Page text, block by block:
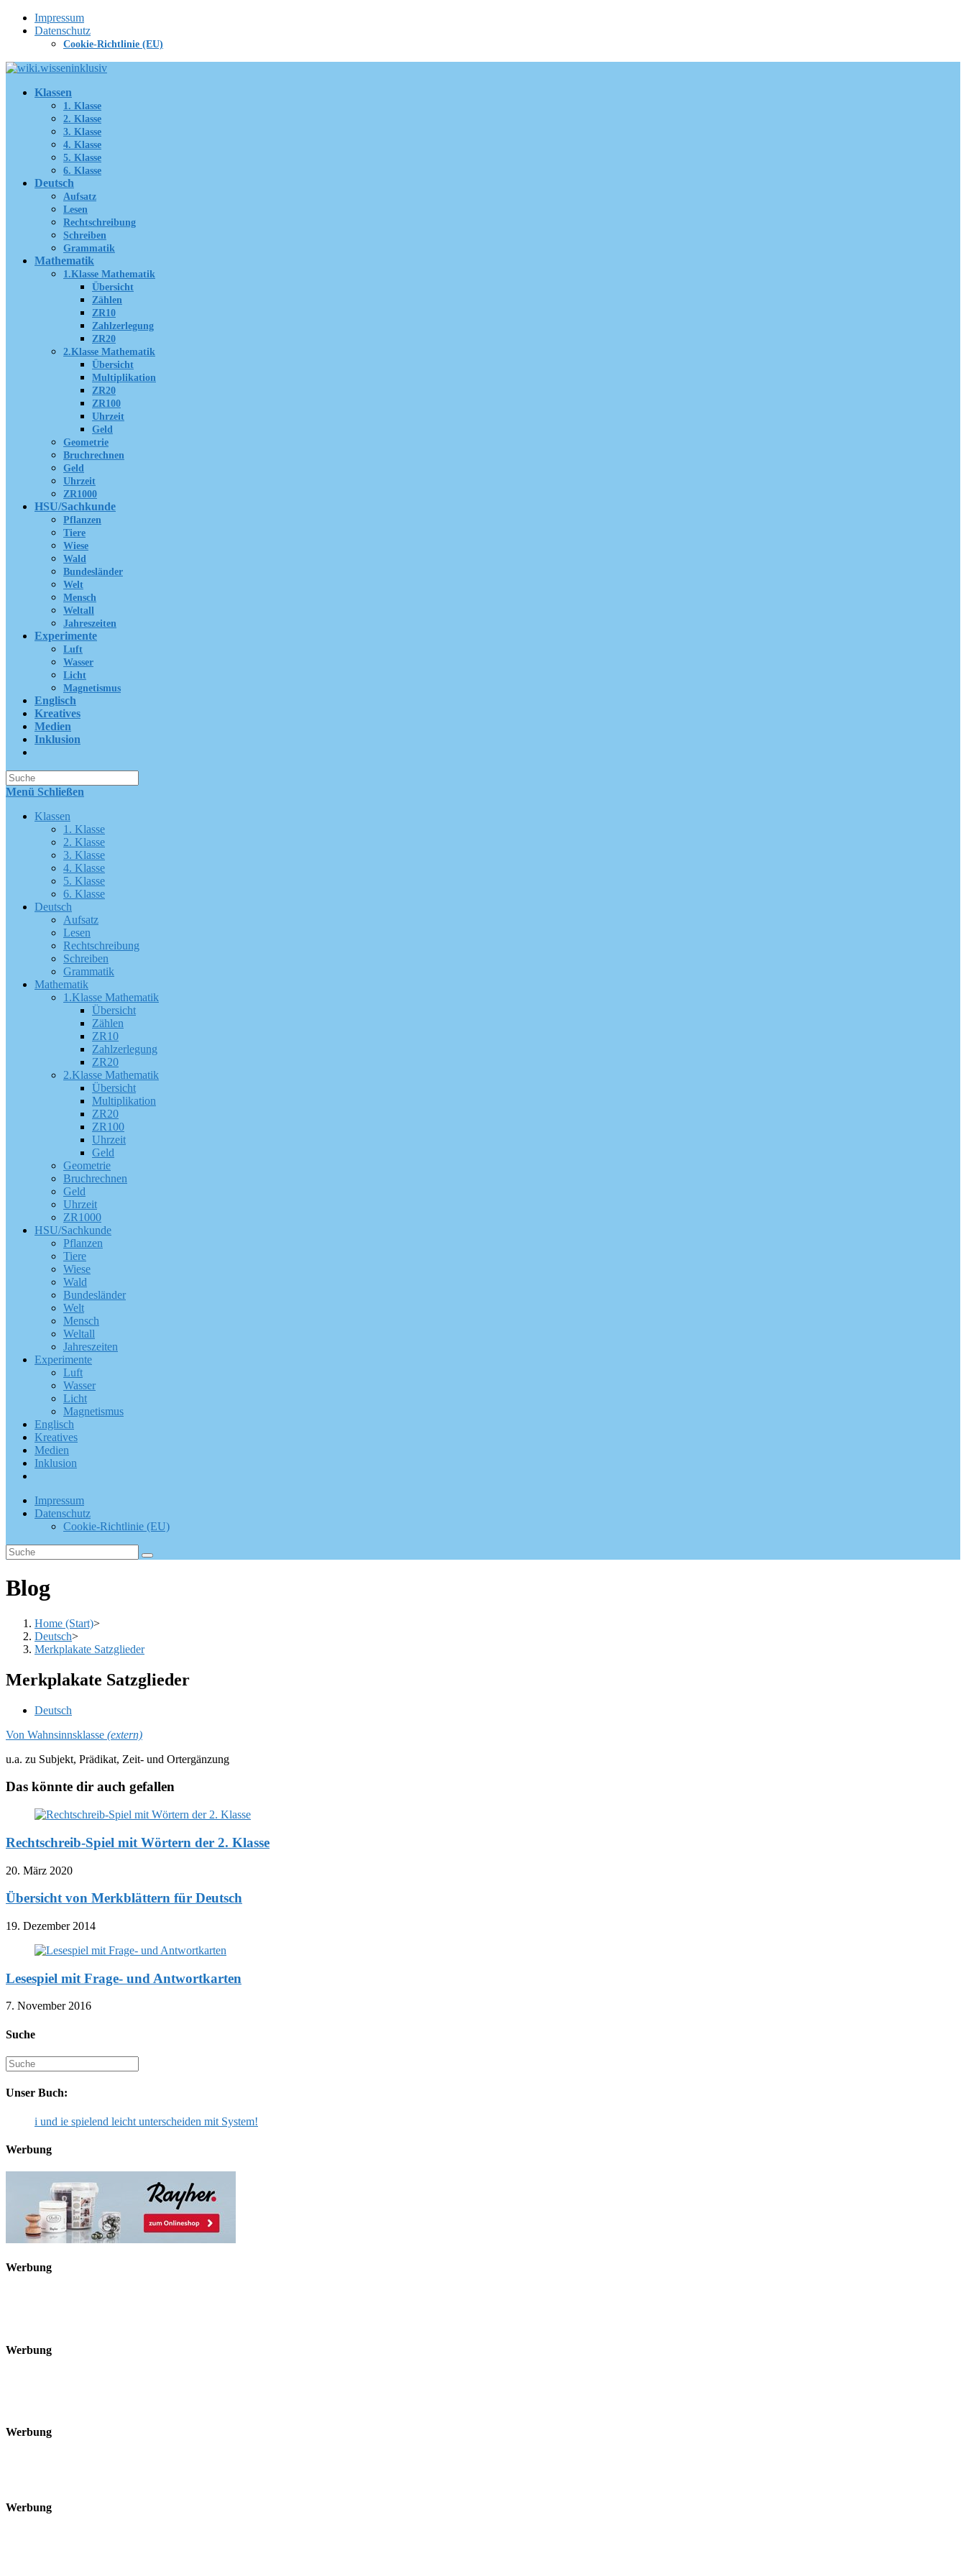
Zum
Inhalt
Impressum
Datenschutz
Cookie-Richtlinie (EU)
Klassen
1. Klasse
2. Klasse
3. Klasse
4. Klasse
5. Klasse
6. Klasse
Deutsch
Aufsatz
Lesen
Rechtschreibung
Schreiben
Grammatik
Mathematik
1.Klasse Mathematik
Übersicht
Zählen
ZR10
Zahlzerlegung
ZR20
2.Klasse Mathematik
Übersicht
Multiplikation
ZR20
ZR100
Uhrzeit
Geld
Geometrie
Bruchrechnen
Geld
Uhrzeit
ZR1000
HSU/Sachkunde
Pflanzen
Tiere
Wiese
Wald
Bundesländer
Welt
Mensch
Weltall
Jahreszeiten
Experimente
Luft
Wasser
Licht
Magnetismus
Englisch
Kreatives
Medien
Inklusion
Suche
nach:
Menü Schließen
Klassen
1. Klasse
2. Klasse
3. Klasse
4. Klasse
5. Klasse
6. Klasse
Deutsch
Aufsatz
Lesen
Rechtschreibung
Schreiben
Grammatik
Mathematik
1.Klasse Mathematik
Übersicht
Zählen
ZR10
Zahlzerlegung
ZR20
2.Klasse Mathematik
Übersicht
Multiplikation
ZR20
ZR100
Uhrzeit
Geld
Geometrie
Bruchrechnen
Geld
Uhrzeit
ZR1000
HSU/Sachkunde
Pflanzen
Tiere
Wiese
Wald
Bundesländer
Welt
Mensch
Weltall
Jahreszeiten
Experimente
Luft
Wasser
Licht
Magnetismus
Englisch
Kreatives
Medien
Inklusion
Impressum
Datenschutz
Cookie-Richtlinie (EU)
Blog
Home (Start)>
Deutsch>
Merkplakate Satzglieder
Merkplakate Satzglieder
Beitrags-
Deutsch
Von Wahnsinnsklasse (extern)
u.a. zu Subjekt, Prädikat, Zeit- und Ortergänzung
Das könnte dir auch gefallen
Rechtschreib-Spiel mit Wörtern der 2. Klasse
20. März 2020
Übersicht von Merkblättern für Deutsch
19. Dezember 2014
Lesespiel mit Frage- und Antwortkarten
7. November 2016
Suche
Suche
nach:
Unser Buch:
i und ie spielend leicht unterscheiden mit System!
Werbung
Werbung
Werbung
Werbung
Werbung